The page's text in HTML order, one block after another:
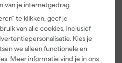
van je internetgedrag.
te klikken, geef je
van alle cookies, inclusief
Kies je
we alleen functionele en
Meer informatie vind je in ons
incl. BTW